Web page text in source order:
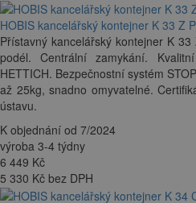
HOBIS kancelářský kontejner K 33 Z
Přístavný kancelářský kontejner K
podél. Centrální zamykání.
HETTICH. Bezpečnostní systém
až 25kg, snadno omyvatelné.
ústavu.
K objednání od 7/2024
výroba 3-4 týdny
6 449 Kč
5 330 Kč bez DPH